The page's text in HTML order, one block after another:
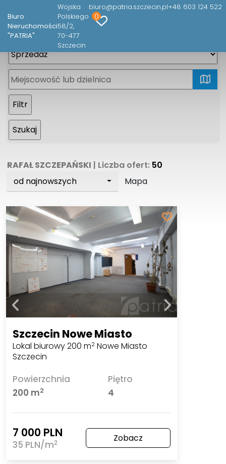
Biuro
Nieruchomości
"PATRIA"
Wojska
Polskiego
58/2
70-477
Szczecin
biuro@patria.szczecin.pl+48 603 124 522
0
RAFAŁ SZCZEPAŃSKI | Liczba ofert: 50
od najnowszych
Mapa
Szczecin Nowe Miasto
Lokal biurowy 200 m2 Nowe Miasto
Szczecin
Powierzchnia
200 m2
Piętro
4
7 000 PLN
35 PLN/m2 Zobacz